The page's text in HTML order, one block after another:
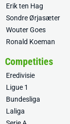
Erik ten Hag
Sondre Ørjasæter
Wouter Goes
Ronald Koeman
Competities
Eredivisie
Ligue 1
Bundesliga
Laliga